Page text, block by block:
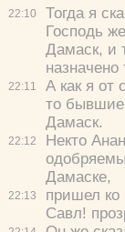
22:10
22:11
22:12
22:13
Тогда я
Господь
Дамаск, и
назначено
А как я от
то бывшие
Дамаск.
Некто
Дамаске,
пришел ко
Савл!